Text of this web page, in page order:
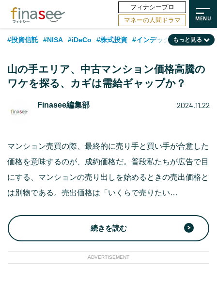
フィナシープロ
マネーの人間ドラマ
#投資信託 #NISA #iDeCo #株式投資 #インデックスファンド
#ランキング #日本株 #公的年金 #30代
#資産運用業界
もっと見る
山の手エリア、中古マンション価格高騰の
ワケを探る、カギは需給ギャップか？
Finasee編集部 2024.11.22
マンション売買の際、最終的に売り手と買い手が合意した
価格を意味するのが、成約価格だ。普段私たちが広告で目
にする、マンションの売り出しを始めるときの売出価格と
は別物である。売出価格は「いくらで売りたい…
続きを読む
ADVERTISEMENT